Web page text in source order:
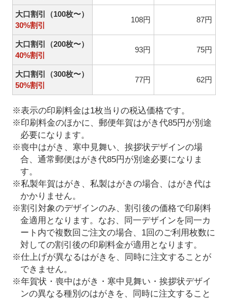
大口割引（100枚〜）
30%割引
108円 87円
大口割引（200枚〜）
40%割引
93円 75円
大口割引（300枚〜）
50%割引
77円 62円
※表示の印刷料金は1枚当りの税込価格です。
※印刷料金のほかに、郵便年賀はがき代85円が別途
必要になります。
※喪中はがき、寒中見舞い、挨拶状デザインの場
合、通常郵便はがき代85円が別途必要になりま
す。
※私製年賀はがき、私製はがきの場合、はがき代は
かかりません。
※割引対象のデザインのみ、割引後の価格で印刷料
金適用となります。なお、同一デザインを同一カ
ート内で複数回ご注文の場合、1回のご利用枚数に
対しての割引後の印刷料金が適用となります。
※仕上げが異なるはがきを、同時に注文することが
できません。
※年賀状・喪中はがき・寒中見舞い・挨拶状デザイ
ンの異なる種別のはがきを、同時に注文すること